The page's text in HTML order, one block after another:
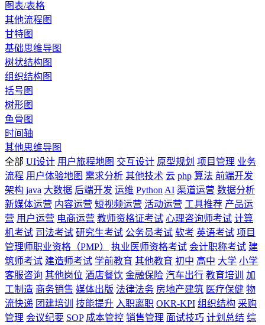
图表/表格
其他流程图
甘特图
基础思维导图
树状结构图
组织结构图
括号图
树形图
鱼骨图
时间轴
其他思维导图
全部 UI设计 用户旅程地图 交互设计 原型规划 项目管理 业务
流程 用户体验地图 需求分析 其他技术 云 php 算法 前端开发
架构 java 大数据 后端开发 运维 Python AI 渠道运营 数据分析
新媒体运营 内容运营 短视频运营 活动运营 工具推荐 产品运
营 用户运营 电商运营 教师资格证考试 心理咨询师考试 计算
机考试 司法考试 研究生考试 公务员考试 软考 英语考试 项目
管理师职业资格（PMP）
执业医师资格考试 会计职称考试 建
筑师考试 建造师考试 学前教育 其他教育 初中 高中 大学 小学
客服咨询 其他岗位 酒店餐饮 金融保险 汽车出行 教育培训
加
工制造 商务销售 媒体出版 法律法务 房地产建筑 医疗保健 物
流快递 团建培训 技能提升 入职离职 OKR-KPI 组织结构 采购
管理 会议纪要 SOP 成本管控 销售管理 面试技巧 计划总结 综